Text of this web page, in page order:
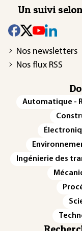
Un suivi
Nos newsletters
Nos flux RSS
Automatique -
Ingénierie des